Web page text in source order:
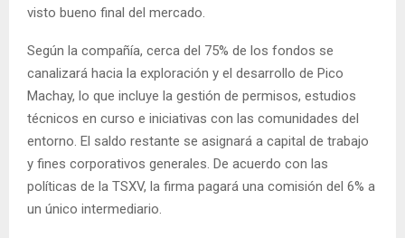
visto bueno final del mercado.
Según la compañía, cerca del 75% de los fondos se
canalizará hacia la exploración y el desarrollo de Pico
Machay, lo que incluye la gestión de permisos, estudios
técnicos en curso e iniciativas con las comunidades del
entorno. El saldo restante se asignará a capital de trabajo
y fines corporativos generales. De acuerdo con las
políticas de la TSXV, la firma pagará una comisión del 6% a
un único intermediario.